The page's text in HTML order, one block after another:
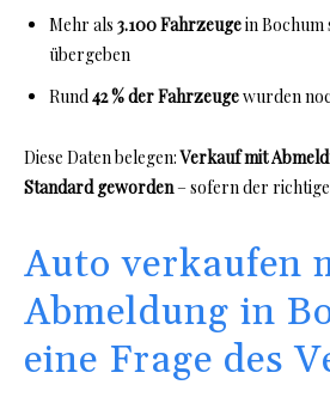
Mehr als 3.100 Fahrzeugein Bochum
übergeben
Rund42 % der Fahrzeugewurden
Diese Daten belegen:Verkauf mit
Standard geworden– sofern der
Auto verkaufen
Abmeldung in
eine Frage des